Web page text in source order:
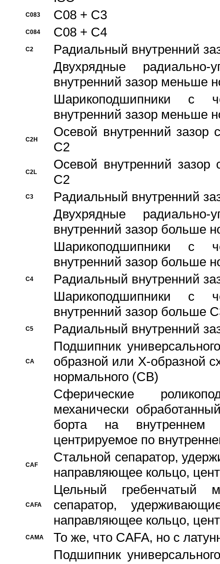
C083 C08 + C3
C084 C08 + C4
C2
Pадиальный внутренний
Двухрядные радиально-
внутренний зазор меньше
Шарикоподшипники с
внутренний зазор меньше
C2H
Осевой внутренний зазор
C2
C2L
Осевой внутренний зазор
C2
C3
Pадиальный внутренний
Двухрядные радиально-
внутренний зазор больше
Шарикоподшипники с
внутренний зазор больше
C4
Pадиальный внутренний
Шарикоподшипники с
внутренний зазор больше
C5 Pадиальный внутренний
CA
Подшипник
образной или Х-образной
нормального (CB)
Сферические
механически
борта на внутреннем
центрируемое по
CAF
Стальной сепаратор,
направляющее кольцо,
CAFA
Цельный гребенчатый
сепаратор,
направляющее кольцо,
CAMA То же, что CAFA, но с
Подшипник